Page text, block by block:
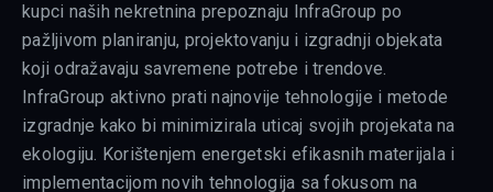
kupci naših nekretnina prepoznaju InfraGroup po
pažljivom planiranju, projektovanju i izgradnji objekata
koji odražavaju savremene potrebe i trendove.
InfraGroup aktivno prati najnovije tehnologije i metode
izgradnje kako bi minimizirala uticaj svojih projekata na
ekologiju. Korištenjem energetski efikasnih materijala i
implementacijom novih tehnologija sa fokusom na